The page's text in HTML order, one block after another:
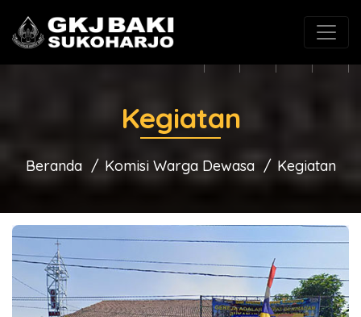
(0271) 625546 gkjbaki@gmail.com
Kegiatan
Beranda Komisi Warga Dewasa Kegiatan